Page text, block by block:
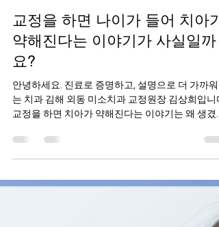
7월 13일
2분 분량
교정을 하면 나이가 들어 치아가
약해진다는 이야기가 사실일까
요?
안녕하세요. 진료로 증명하고, 설명으로 더 가까워
는 치과 김해 외동 미소치과 교정원장 김상희입니
교정을 하면 치아가 약해진다는 이야기는 왜 생겼
아가 약해진다는 말이 사실인지에 대한 것입니다.
우도 적지 않습니다. ​ 하지만 이러한 이야기는 일부